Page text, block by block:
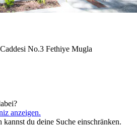
No.3 Fethiye Mugla
anzeigen.
du deine Suche einschränken.